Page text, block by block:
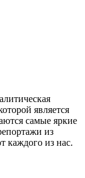
является
самые яркие
из
каждого из нас.